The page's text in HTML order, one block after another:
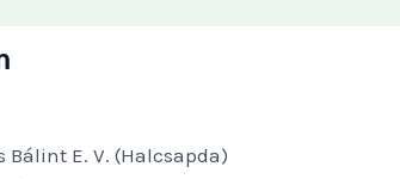
Bálint E. V. (Halcsapda)